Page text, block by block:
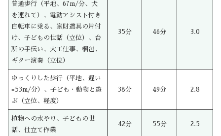
普通歩行（平地、67m/分、犬
を連れて）、電動アシスト付き
自転車に乗る、家財道具の片付
け、子どもの世話（立位）、台
所の手伝い、大工仕事、梱包、
ギター演奏（立位）
35分 46分 3.0
ゆっくりした歩行（平地、遅い
=53m/分）、子ども・動物と遊
ぶ（立位、軽度）
38分 49分 2.8
植物への水やり、子どもの世
話、仕立て作業
42分 55分 2.5